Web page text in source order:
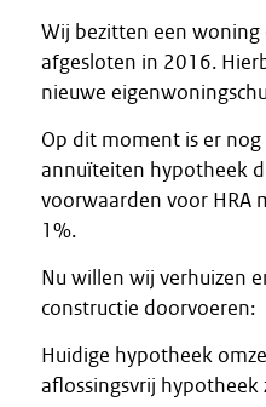
Wij bezitten een woning
afgesloten in 2016.
nieuwe
Op dit moment is er nog
annuïteiten hypotheek
voorwaarden voor HRA
1%.
Nu willen wij verhuizen
constructie doorvoeren:
Huidige hypotheek
aflossingsvrij hypotheek